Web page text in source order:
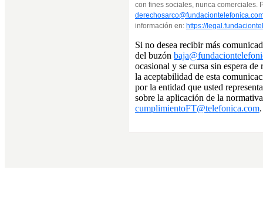
con fines sociales, nunca comerciales.
información en: https://
Si no desea recibir más
del buzón
ocasional y se cursa sin espera
la aceptabilidad de esta
por la entidad que usted
sobre la aplicación de la
cumplimientoFT@telefonica.com.